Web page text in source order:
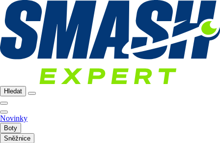
Hledat
Novinky
Boty
Sněžnice